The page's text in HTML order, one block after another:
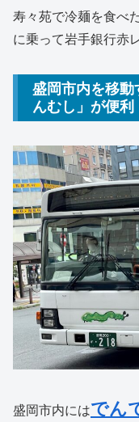
寿々苑で冷麺を食べ
に乗って岩手銀行赤
盛岡市内を移
んむし」が便利
盛岡市内にはでん